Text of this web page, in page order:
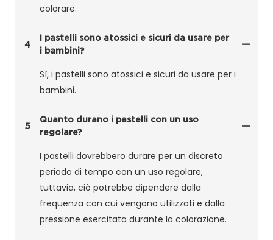
colorare.
4
I pastelli sono atossici e sicuri da usare per
i bambini?
Sì, i pastelli sono atossici e sicuri da usare per i
bambini.
5
Quanto durano i pastelli con un uso
regolare?
I pastelli dovrebbero durare per un discreto
periodo di tempo con un uso regolare,
tuttavia, ciò potrebbe dipendere dalla
frequenza con cui vengono utilizzati e dalla
pressione esercitata durante la colorazione.